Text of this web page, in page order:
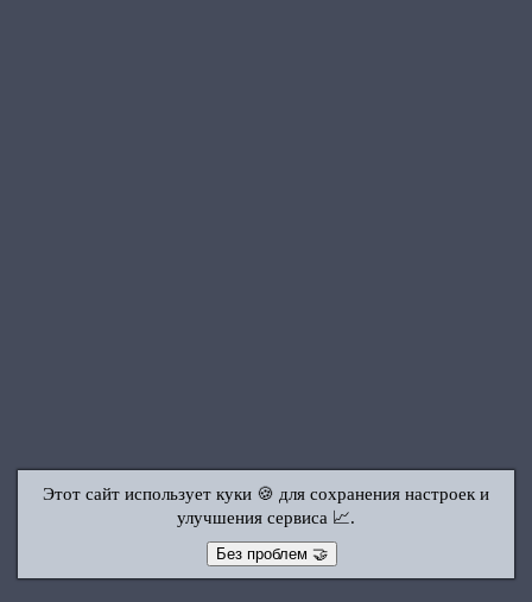
Этот сайт использует куки 🍪 для сохранения настроек и
улучшения сервиса 📈.
Без проблем 🤝